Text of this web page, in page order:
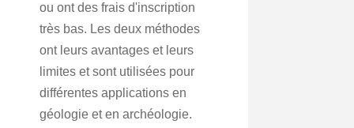
ou ont des frais d'inscription
très bas. Les deux méthodes
ont leurs avantages et leurs
limites et sont utilisées pour
différentes applications en
géologie et en archéologie.